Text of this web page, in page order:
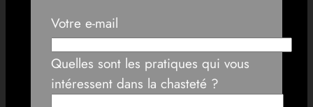
Votre e-mail
Quelles sont les pratiques qui vous
intéressent dans la chasteté ?